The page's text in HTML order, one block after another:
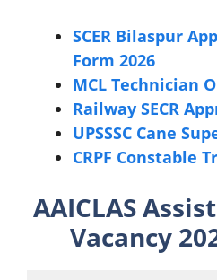
SCER Bilaspur
Form 2026
MCL Technician
Railway SECR
UPSSSC Cane
CRPF Constable
AAICLAS
Vacancy